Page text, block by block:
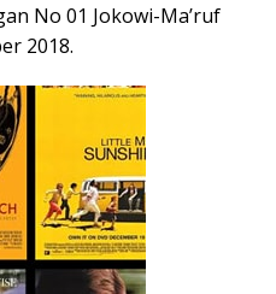
No 01 Jokowi-Ma’ruf
2018.